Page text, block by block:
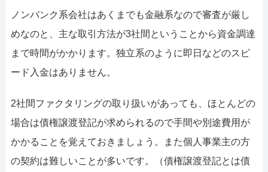
ノンバンク系会社はあくまでも金融系なので審査が厳し
めなのと、主な取引方法が3社間ということから資金調達
まで時間がかかります。独立系のように即日などのスピ
ード入金はありません。
2社間ファクタリングの取り扱いがあっても、ほとんどの
場合は債権譲渡登記が求められるので手間や別途費用が
かかることを覚えておきましょう。また個人事業主の方
の契約は難しいことが多いです。（債権譲渡登記とは債